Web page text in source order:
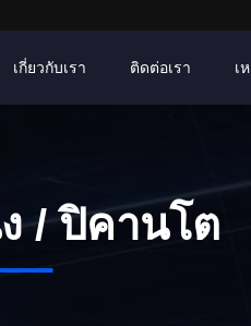
เกี่ยวกับเรา ติดต่อเรา เ
/ ปิคานโต